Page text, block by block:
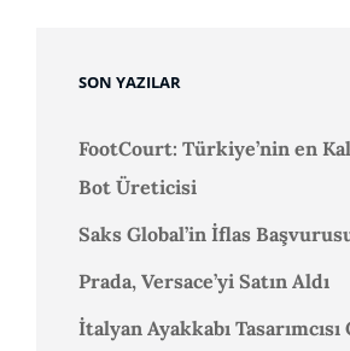
SON YAZILAR
FootCourt: Türkiye’nin en
Bot Üreticisi
Saks Global’in İflas
Prada, Versace’yi Satın Aldı
İtalyan Ayakkabı Tasarımcısı